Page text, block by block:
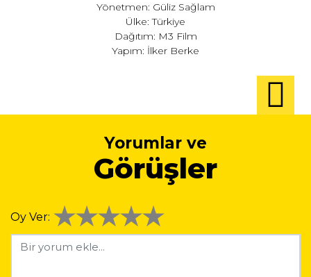
Yönetmen: Güliz Sağlam
Ülke: Türkiye
Dağıtım: M3 Film
Yapım: İlker Berke
Yorumlar ve
Görüşler
Oy Ver: